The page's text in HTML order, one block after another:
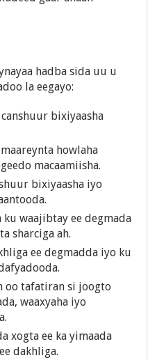
hadba sida uu u
la eegayo:
bixiyaasha
howlaha
macaamiisha.
bixiyaasha iyo
waajibtay ee degmada
sharciga ah.
ee degmadda iyo ku
oo tafatiran si joogto
waaxyaha iyo
xogta ee ka yimaada
dakhliga.